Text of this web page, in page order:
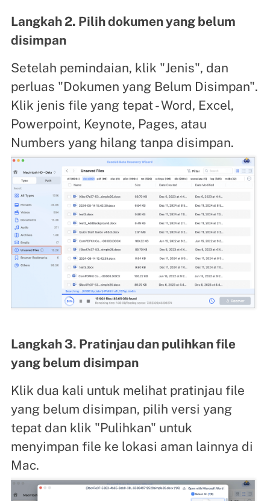
Langkah 2. Pilih dokumen yang belum
disimpan
Setelah pemindaian, klik "Jenis", dan
perluas "Dokumen yang Belum Disimpan".
Klik jenis file yang tepat - Word, Excel,
Powerpoint, Keynote, Pages, atau
Numbers yang hilang tanpa disimpan.
Langkah 3. Pratinjau dan pulihkan file
yang belum disimpan
Klik dua kali untuk melihat pratinjau file
yang belum disimpan, pilih versi yang
tepat dan klik "Pulihkan" untuk
menyimpan file ke lokasi aman lainnya di
Mac.